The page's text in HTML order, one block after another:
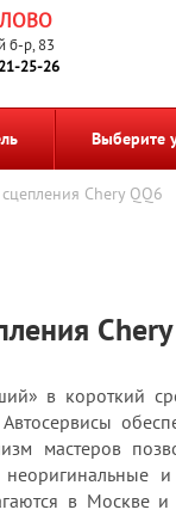
б-р, 83
25-26
Выберите
Chery QQ6
в короткий
мастеров
в Москве